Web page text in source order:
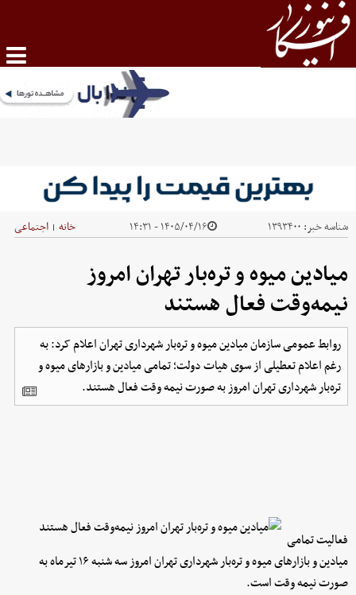
شناسه خبر: ۱۳۹۳۴۰۰ ۱۴۰۵/۰۴/۱۶ - ۱۴:۳۱ خانه | اجتماعی
میادین میوه و تره‌بار تهران امروز
نیمه‌وقت فعال هستند
روابط عمومی سازمان میادین میوه و تره‌بار شهرداری تهران اعلام کرد: به
رغم اعلام تعطیلی از سوی هیات دولت؛ تمامی میادین و بازارهای میوه و
تره‌بار شهرداری تهران امروز به صورت نیمه وقت فعال هستند.
فعالیت تمامی
میادین و بازارهای میوه و تره‌بار شهرداری تهران امروز سه شنبه ۱۶ تیرماه به
صورت نیمه وقت است.